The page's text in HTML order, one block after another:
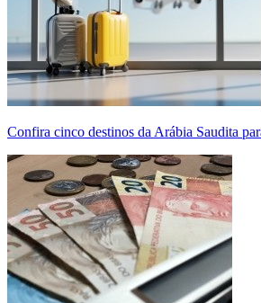
Confira cinco destinos da Arábia Saudita